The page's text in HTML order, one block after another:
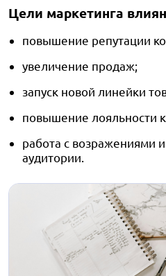
Цели маркетинга
повышение репутации
увеличение продаж;
запуск новой линейки
повышение лояльности
работа с возражениями
аудитории.